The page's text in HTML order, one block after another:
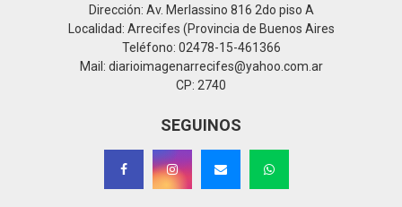
Dirección: Av. Merlassino 816 2do piso A
Localidad: Arrecifes (Provincia de Buenos Aires
Teléfono: 02478-15-461366
Mail: diarioimagenarrecifes@yahoo.com.ar
CP: 2740
SEGUINOS